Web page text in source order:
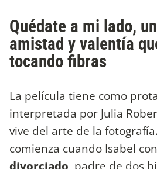
Quédate a mi lado,
amistad y valentía
tocando fibras
La película tiene como
interpretada por Julia
vive del arte de la
comienza cuando Isabel
divorciado , padre de dos